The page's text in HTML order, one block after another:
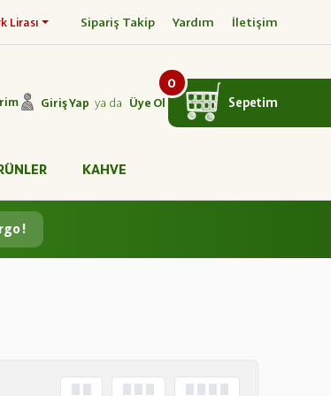
Lirası Sipariş Takip Yardım İletişim
Giriş Yap ya da Üye Ol
0
Sepetim
KAHVE
!